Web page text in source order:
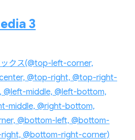
3
クス(@top-left-corner,
@top-right, @top-right-
middle, @left-bottom,
middle, @right-bottom,
@bottom-left, @bottom-
@bottom-right-corner)